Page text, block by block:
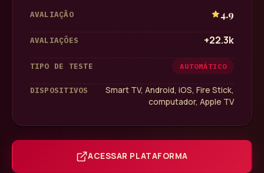
AVALIAÇÃO 4.9
AVALIAÇÕES +22.3k
TIPO DE TESTE AUTOMÁTICO
DISPOSITIVOS
Smart TV, Android, iOS, Fire Stick,
computador, Apple TV
ACESSAR PLATAFORMA